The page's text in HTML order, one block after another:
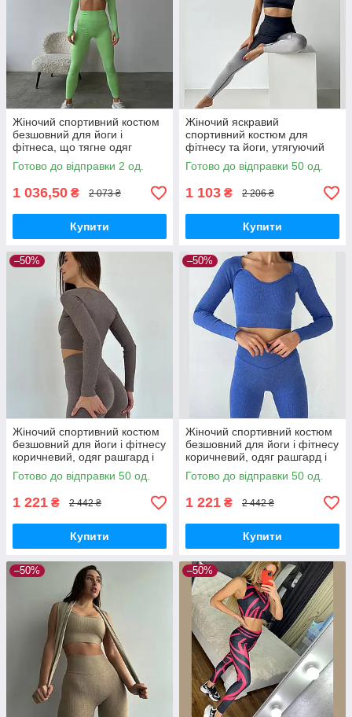
Жіночий спортивний костюм
безшовний для йоги і
фітнеса, що тягне одяг
рашгард і лосини салатовий
Готово до відправки 2 од.
1 036,50 ₴ 2 073 ₴
Купити
Жіночий яскравий
спортивний костюм для
фітнесу та йоги, утягуючий
одяг топ та лосини сірий
Готово до відправки 50 од.
1 103 ₴ 2 206 ₴
Купити
–50%
Жіночий спортивний костюм
безшовний для йоги і фітнесу
коричневий, одяг рашгард і
лосини
Готово до відправки 50 од.
1 221 ₴ 2 442 ₴
Купити
–50%
Жіночий спортивний костюм
безшовний для йоги і фітнесу
коричневий, одяг рашгард і
лосини
Готово до відправки 50 од.
1 221 ₴ 2 442 ₴
Купити
–50% –50%